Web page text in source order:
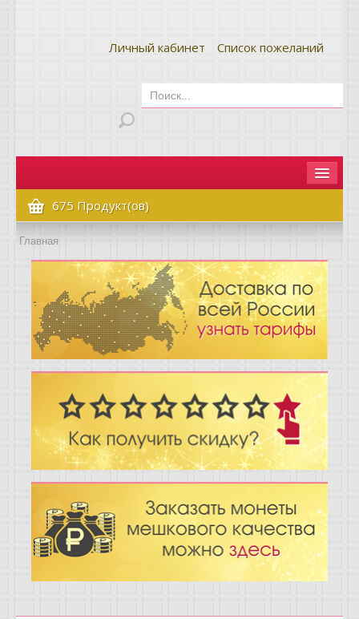
Личный кабинет Список пожеланий
Главная
Как сделать заказ
Оплата и доставка
Контакты
Вопрос-ответ
Отзывы
Новости
Статьи
675 Продукт(ов)
Главная